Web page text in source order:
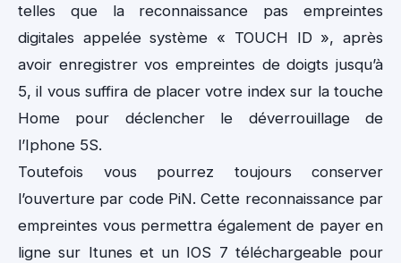
telles que la reconnaissance pas empreintes
digitales appelée système « TOUCH ID », après
avoir enregistrer vos empreintes de doigts jusqu’à
5, il vous suffira de placer votre index sur la touche
Home pour déclencher le déverrouillage de
l’Iphone 5S.
Toutefois vous pourrez toujours conserver
l’ouverture par code PiN. Cette reconnaissance par
empreintes vous permettra également de payer en
ligne sur Itunes et un IOS 7 téléchargeable pour